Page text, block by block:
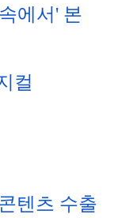
에서' 본
컬
텐츠 수출